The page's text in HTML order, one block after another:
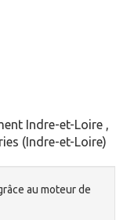
Indre-et-Loire ,
(Indre-et-Loire)
au moteur de